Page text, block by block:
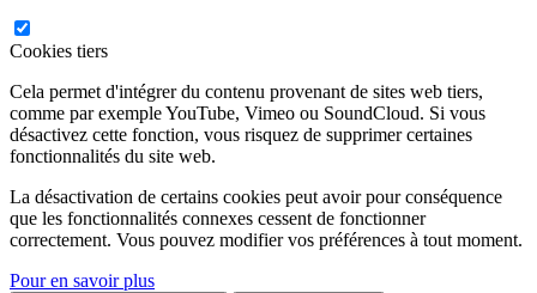
Cookies tiers
Cela permet d'intégrer du contenu provenant de sites web tiers,
comme par exemple YouTube, Vimeo ou SoundCloud. Si vous
désactivez cette fonction, vous risquez de supprimer certaines
fonctionnalités du site web.
La désactivation de certains cookies peut avoir pour conséquence
que les fonctionnalités connexes cessent de fonctionner
correctement. Vous pouvez modifier vos préférences à tout moment.
Pour en savoir plus